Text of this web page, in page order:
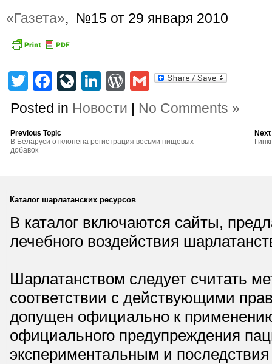
«Газета», №15 от 29 января 2010
TwitterFacebook
LiveJournal
LinkedIn
WordPress
Gmail
Posted in Новости | No Comments »
Previous Topic
В Беларуси отклонена регистрация восьми пищевых
добавок
Каталог шарлатанских ресурсов
В каталог включаются сайты,
лечебного воздействия
Шарлатанством следует считать
соответствии с действующими
допущен официально к
официального предупреждения
экспериментальным и